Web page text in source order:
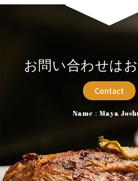
お問い合わせは
Contact
Name：Maya